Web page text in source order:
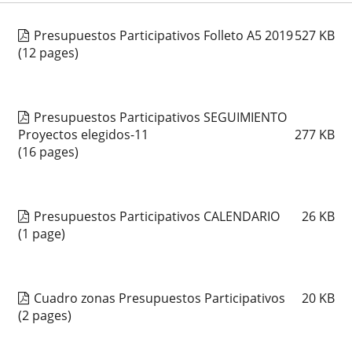
Presupuestos Participativos Folleto A5 2019527 KB
(12 pages)
Presupuestos Participativos SEGUIMIENTO
Proyectos elegidos-11
277 KB
(16 pages)
Presupuestos Participativos CALENDARIO 26 KB
(1 page)
Cuadro zonas Presupuestos Participativos 20 KB
(2 pages)